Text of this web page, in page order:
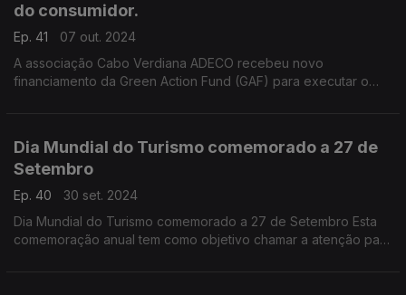
do consumidor.
Ep. 41
07 out. 2024
A associação Cabo Verdiana ADECO recebeu novo
financiamento da Green Action Fund (GAF) para executar o
Dia Mundial do Turismo comemorado a 27 de
Setembro
Ep. 40
30 set. 2024
Dia Mundial do Turismo comemorado a 27 de Setembro Esta
comemoração anual tem como objetivo chamar a atenção para